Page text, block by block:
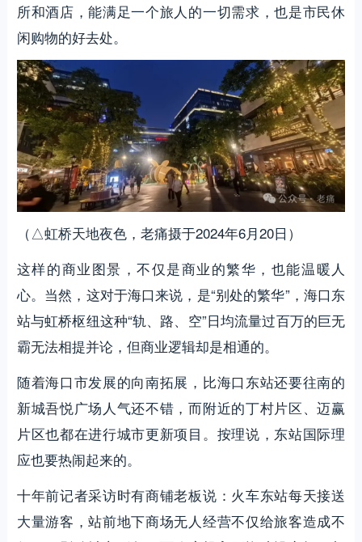
所和酒店，能满足一个旅人的一切需求，也是市民休
闲购物的好去处。
（△虹桥天地夜色，老痛摄于2024年6月20日）
这样的商业图景，不仅是商业的繁华，也能温暖人
心。当然，这对于海口来说，是“别处的繁华”，海口东
站与虹桥枢纽这种“轨、路、空”日均流量过百万的巨无
霸无法相提并论，但商业逻辑却是相通的。
随着海口市发展的向南拓展，比海口东站还要往南的
新城吾悦广场人气还不错，而附近的丁村片区、迈赢
片区也都在进行城市更新项目。按理说，东站国际理
应也要热闹起来的。
十年前记者采访时有商铺老板说：火车东站每天接送
大量游客，站前地下商场无人经营不仅给旅客造成不